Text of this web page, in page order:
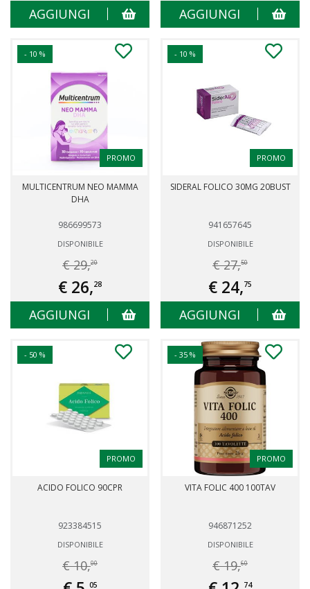
AGGIUNGI AGGIUNGI
- 10 %
PROMO
MULTICENTRUM NEO MAMMA
DHA
986699573
DISPONIBILE
€ 29,20
€ 26,28
AGGIUNGI
- 10 %
PROMO
SIDERAL FOLICO 30MG 20BUST
941657645
DISPONIBILE
€ 27,50
€ 24,75
AGGIUNGI
- 50 %
PROMO
ACIDO FOLICO 90CPR
923384515
DISPONIBILE
€ 10,00
05
- 35 %
PROMO
VITA FOLIC 400 100TAV
946871252
DISPONIBILE
€ 19,60
74